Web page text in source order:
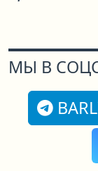
МЫ В